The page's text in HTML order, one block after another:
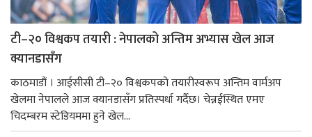
टी–२० विश्वकप तयारी : नेपालको अन्तिम अभ्यास खेल आज
क्यानडासँग
काठमाडौं । आईसीसी टी–२० विश्वकपको तयारीस्वरूप अन्तिम वार्मअप
खेलमा नेपालले आज क्यानडासँग प्रतिस्पर्धा गर्दैछ। चेन्नईस्थित एमए
चिदम्बरम स्टेडियममा हुने खेल...